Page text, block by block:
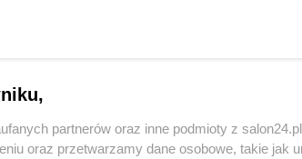
funkcjonującym na terenie
drzwiami pokoju przekazała
weszli do środka. Mężczyzna
partnerów oraz inne podmioty z
oraz przetwarzamy dane osobowe, takie jak